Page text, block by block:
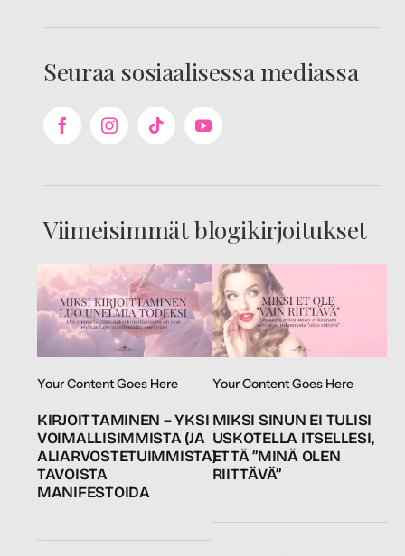
Seuraa sosiaalisessa mediassa
Viimeisimmät blogikirjoitukset
Your Content Goes Here
KIRJOITTAMINEN – YKSI
VOIMALLISIMMISTA (JA
ALIARVOSTETUIMMISTA)
TAVOISTA
MANIFESTOIDA
Your Content Goes Here
MIKSI SINUN EI TULISI
USKOTELLA ITSELLESI,
ETTÄ ”MINÄ OLEN
RIITTÄVÄ”